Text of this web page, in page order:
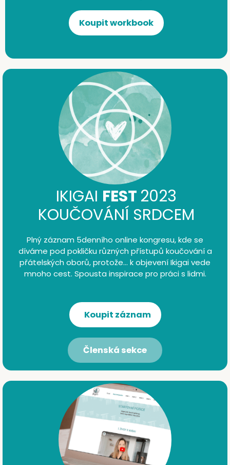
Koupit workbook
IKIGAI FEST 2023
KOUČOVÁNÍ SRDCEM
Plný záznam 5denního online kongresu, kde se
díváme pod pokličku různých přístupů koučování a
přátelských oborů, protože… k objevení Ikigai vede
mnoho cest. Spousta inspirace pro práci s lidmi.
Koupit záznam
Členská sekce